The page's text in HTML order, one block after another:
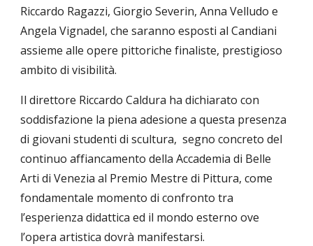
Riccardo Ragazzi, Giorgio Severin, Anna Velludo e
Angela Vignadel, che saranno esposti al Candiani
assieme alle opere pittoriche finaliste, prestigioso
ambito di visibilità.
Il direttore Riccardo Caldura ha dichiarato con
soddisfazione la piena adesione a questa presenza
di giovani studenti di scultura, segno concreto del
continuo affiancamento della Accademia di Belle
Arti di Venezia al Premio Mestre di Pittura, come
fondamentale momento di confronto tra
l’esperienza didattica ed il mondo esterno ove
l’opera artistica dovrà manifestarsi.